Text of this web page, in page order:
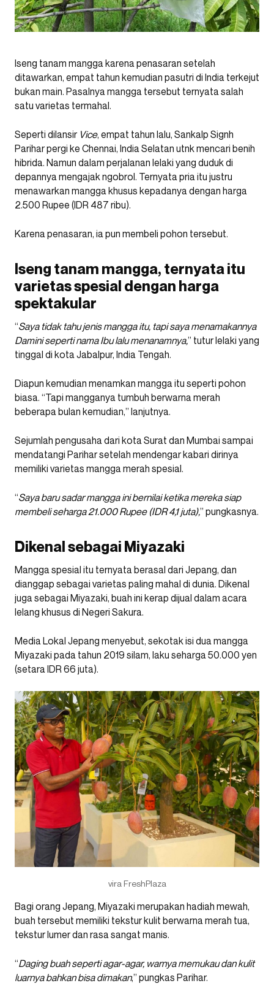
Iseng tanam mangga karena penasaran setelah
ditawarkan, empat tahun kemudian pasutri di India terkejut
bukan main. Pasalnya mangga tersebut ternyata salah
satu varietas termahal.
Seperti dilansir Vice, empat tahun lalu, Sankalp Signh
Parihar pergi ke Chennai, India Selatan utnk mencari benih
hibrida. Namun dalam perjalanan lelaki yang duduk di
depannya mengajak ngobrol. Ternyata pria itu justru
menawarkan mangga khusus kepadanya dengan harga
2.500 Rupee (IDR 487 ribu).
Karena penasaran, ia pun membeli pohon tersebut.
Iseng tanam mangga, ternyata itu
varietas spesial dengan harga
spektakular
“Saya tidak tahu jenis mangga itu, tapi saya menamakannya
Damini seperti nama Ibu lalu menanamnya,” tutur lelaki yang
tinggal di kota Jabalpur, India Tengah.
Diapun kemudian menamkan mangga itu seperti pohon
biasa. “Tapi mangganya tumbuh berwarna merah
beberapa bulan kemudian,” lanjutnya.
Sejumlah pengusaha dari kota Surat dan Mumbai sampai
mendatangi Parihar setelah mendengar kabari dirinya
memiliki varietas mangga merah spesial.
“Saya baru sadar mangga ini bernilai ketika mereka siap
membeli seharga 21.000 Rupee (IDR 4,1 juta),” pungkasnya.
Dikenal sebagai Miyazaki
Mangga spesial itu ternyata berasal dari Jepang, dan
dianggap sebagai varietas paling mahal di dunia. Dikenal
juga sebagai Miyazaki, buah ini kerap dijual dalam acara
lelang khusus di Negeri Sakura.
Media Lokal Jepang menyebut, sekotak isi dua mangga
Miyazaki pada tahun 2019 silam, laku seharga 50.000 yen
(setara IDR 66 juta).
vira FreshPlaza
Bagi orang Jepang, Miyazaki merupakan hadiah mewah,
buah tersebut memiliki tekstur kulit berwarna merah tua,
tekstur lumer dan rasa sangat manis.
“Daging buah seperti agar-agar, warnya memukau dan kulit
luarnya bahkan bisa dimakan,” pungkas Parihar.